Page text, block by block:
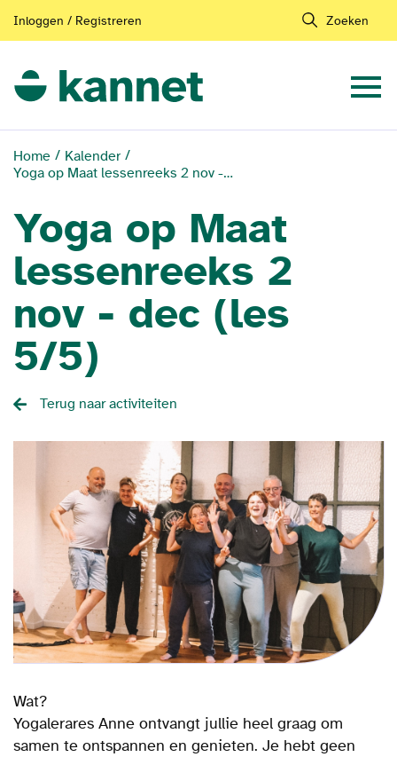
Inloggen / Registreren Zoeken
Home
Kalender
Yoga op Maat lessenreeks 2 nov - dec (les 5/5)
Yoga op Maat
lessenreeks 2
nov - dec (les
5/5)
Terug naar activiteiten
Wat?
Yogalerares Anne ontvangt jullie heel graag om
samen te ontspannen en genieten. Je hebt geen